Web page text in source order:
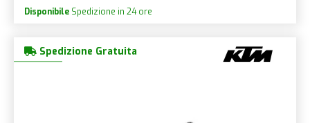
Disponibile Spedizione in 24 ore
Spedizione Gratuita